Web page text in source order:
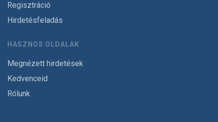
Regisztráció
Hirdetésfeladás
HASZNOS OLDALAK
Megnézett hirdetések
Kedvenceid
Rólunk